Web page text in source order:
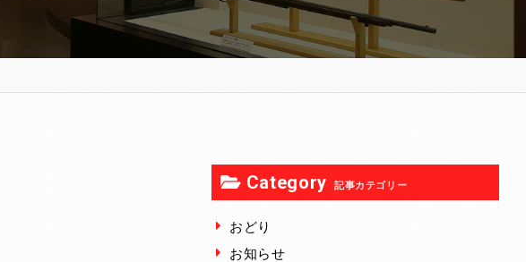
Category 記事カテゴリー
おどり
お知らせ